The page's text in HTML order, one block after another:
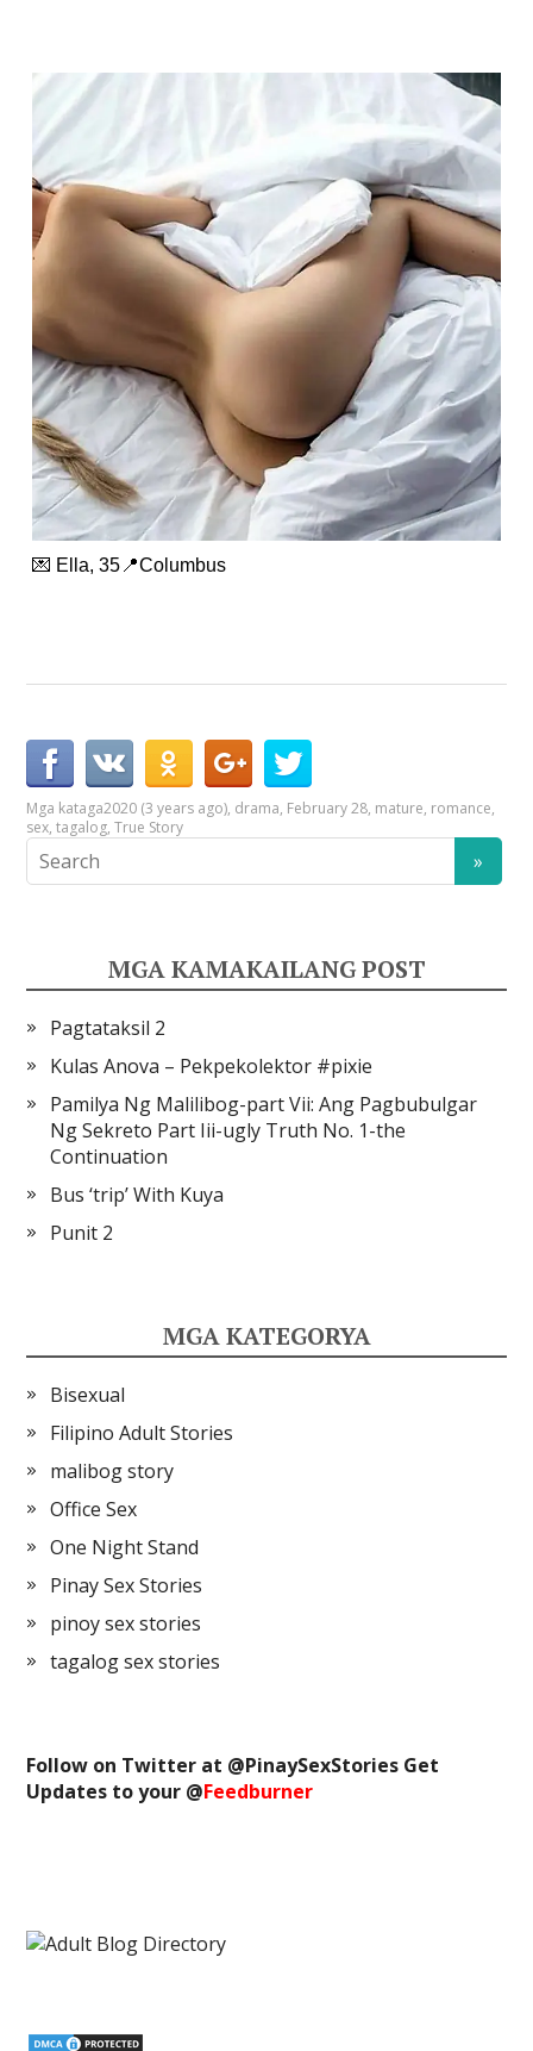
💌 Ella, 35📍Columbus
Mga kataga2020 (3 years ago), drama, February 28, mature, romance,
sex,tagalog,True Story
MGA KAMAKAILANG POST
Pagtataksil 2
Kulas Anova – Pekpekolektor #pixie
Pamilya Ng Malilibog-part Vii: Ang Pagbubulgar
Ng Sekreto Part Iii-ugly Truth No. 1-the
Continuation
Bus ‘trip’ With Kuya
Punit 2
MGA KATEGORYA
Bisexual
Filipino Adult Stories
malibog story
Office Sex
One Night Stand
Pinay Sex Stories
pinoy sex stories
tagalog sex stories
Follow on Twitter at @PinaySexStories Get
Updates to your @Feedburner